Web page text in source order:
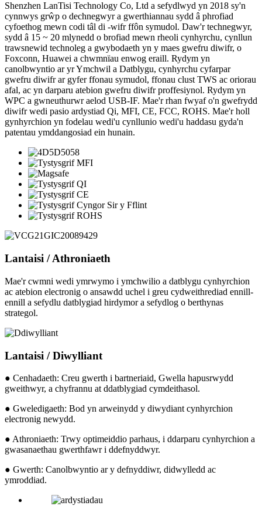
Shenzhen LanTisi Technology Co, Ltd a sefydlwyd yn 2018 sy'n
cynnwys grŵp o dechnegwyr a gwerthiannau sydd â phrofiad
cyfoethog mewn codi tâl di -wifr ffôn symudol. Daw'r technegwyr,
sydd â 15 ~ 20 mlynedd o brofiad mewn rheoli cynhyrchu, cynllun
trawsnewid technoleg a gwybodaeth yn y maes gwefru diwifr, o
Foxconn, Huawei a chwmnïau enwog eraill. Rydym yn
canolbwyntio ar yr Ymchwil a Datblygu, cynhyrchu cyfarpar
gwefru diwifr ar gyfer ffonau symudol, ffonau clust TWS ac oriorau
afal, ac yn darparu atebion gwefru diwifr proffesiynol. Rydym yn
WPC a gwneuthurwr aelod USB-IF. Mae'r rhan fwyaf o'n gwefrydd
diwifr wedi pasio ardystiad Qi, MFI, CE, FCC, ROHS. Mae'r holl
gynhyrchion yn fodelau wedi'u cynllunio wedi'u haddasu gyda'n
patentau ymddangosiad ein hunain.
Lantaisi / Athroniaeth
Mae'r cwmni wedi ymrwymo i ymchwilio a datblygu cynhyrchion
ac atebion electronig o ansawdd uchel i greu cydweithrediad ennill-
ennill a sefydlu datblygiad hirdymor a sefydlog o berthynas
strategol.
Lantaisi / Diwylliant
● Cenhadaeth: Creu gwerth i bartneriaid, Gwella hapusrwydd
gweithwyr, a chyfrannu at ddatblygiad cymdeithasol.
● Gweledigaeth: Bod yn arweinydd y diwydiant cynhyrchion
electronig newydd.
● Athroniaeth: Trwy optimeiddio parhaus, i ddarparu cynhyrchion a
gwasanaethau gwerthfawr i ddefnyddwyr.
● Gwerth: Canolbwyntio ar y defnyddiwr, didwylledd ac
ymroddiad.